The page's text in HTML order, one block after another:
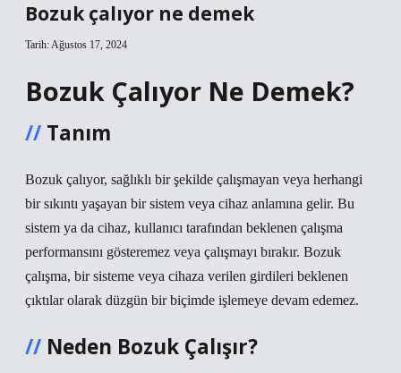
Bozuk çalıyor ne demek
Tarih: Ağustos 17, 2024
Bozuk Çalıyor Ne Demek?
Tanım
Bozuk çalıyor, sağlıklı bir şekilde çalışmayan veya herhangi
bir sıkıntı yaşayan bir sistem veya cihaz anlamına gelir. Bu
sistem ya da cihaz, kullanıcı tarafından beklenen çalışma
performansını gösteremez veya çalışmayı bırakır. Bozuk
çalışma, bir sisteme veya cihaza verilen girdileri beklenen
çıktılar olarak düzgün bir biçimde işlemeye devam edemez.
Neden Bozuk Çalışır?